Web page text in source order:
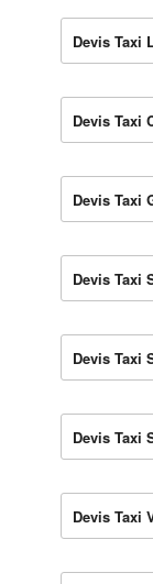
Devis Taxi
Devis Taxi
Devis Taxi
Devis Taxi
Devis Taxi
Devis Taxi
Devis Taxi